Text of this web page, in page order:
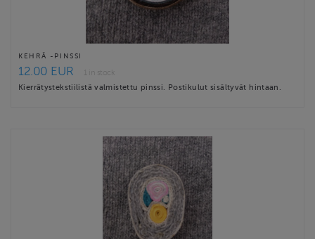
KEHRÄ -PINSSI
12.00 EUR
1 in stock
Kierrätystekstiilistä valmistettu pinssi. Postikulut sisältyvät hintaan.